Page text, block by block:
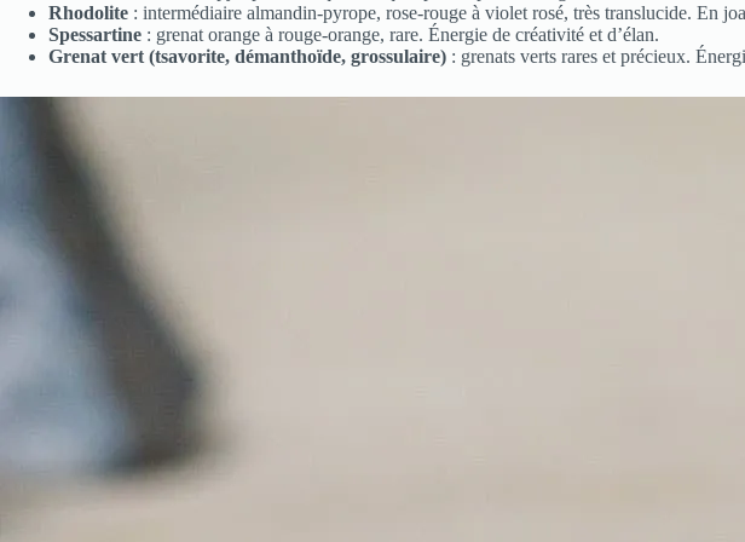
Rhodolite : intermédiaire almandin-pyrope, rose-rouge à violet rosé, très translucide. En
Spessartine : grenat orange à rouge-orange, rare. Énergie de créativité et d’élan.
Grenat vert (tsavorite, démanthoïde, grossulaire) : grenats verts rares et précieux.